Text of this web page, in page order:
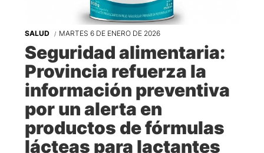
SALUD MARTES 6 DE ENERO DE 2026
Seguridad alimentaria:
Provincia refuerza la
información preventiva
por un alerta en
productos de fórmulas
lácteas para lactantes